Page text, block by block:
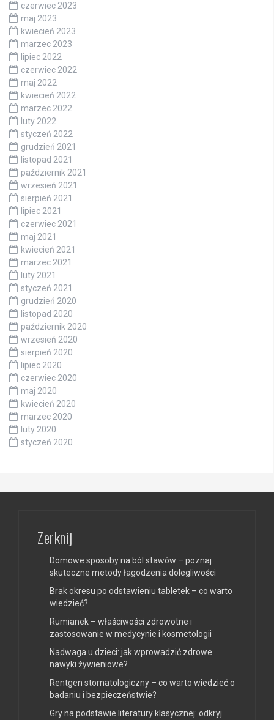
czerwiec 2023
maj 2023
kwiecień 2023
marzec 2023
lipiec 2022
czerwiec 2022
maj 2022
kwiecień 2022
marzec 2022
luty 2022
styczeń 2022
grudzień 2021
listopad 2021
październik 2021
wrzesień 2021
sierpień 2021
lipiec 2021
czerwiec 2021
maj 2021
kwiecień 2021
marzec 2021
luty 2021
styczeń 2021
grudzień 2020
listopad 2020
październik 2020
wrzesień 2020
sierpień 2020
lipiec 2020
czerwiec 2020
maj 2020
kwiecień 2020
marzec 2020
luty 2020
styczeń 2020
Zerknij
Domowe sposoby na ból stawów – poznaj
skuteczne metody łagodzenia dolegliwości
Brak okresu po odstawieniu tabletek – co warto
wiedzieć?
Rumianek – właściwości zdrowotne i
zastosowanie w medycynie i kosmetologii
Nadwaga u dzieci: jak wprowadzić zdrowe
nawyki żywieniowe?
Rentgen stomatologiczny – co warto wiedzieć o
badaniu i bezpieczeństwie?
Gry na podstawie literatury klasycznej: odkryj